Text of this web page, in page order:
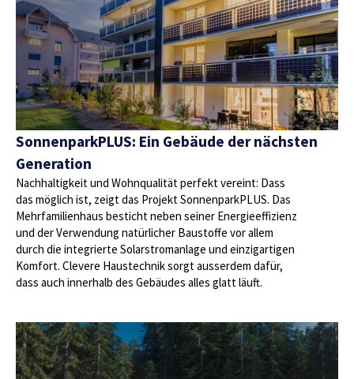
SonnenparkPLUS: Ein Gebäude der nächsten
Generation
Nachhaltigkeit und Wohnqualität perfekt vereint: Dass
das möglich ist, zeigt das Projekt SonnenparkPLUS. Das
Mehrfamilienhaus besticht neben seiner Energieeffizienz
und der Verwendung natürlicher Baustoffe vor allem
durch die integrierte Solarstromanlage und einzigartigen
Komfort. Clevere Haustechnik sorgt ausserdem dafür,
dass auch innerhalb des Gebäudes alles glatt läuft.